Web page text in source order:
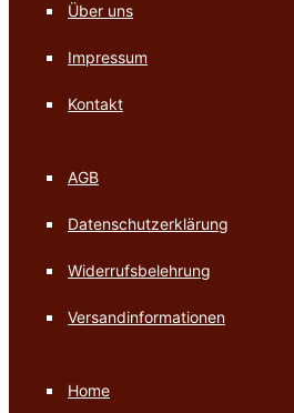
Über uns
Impressum
Kontakt
AGB
Datenschutzerklärung
Widerrufsbelehrung
Versandinformationen
Home